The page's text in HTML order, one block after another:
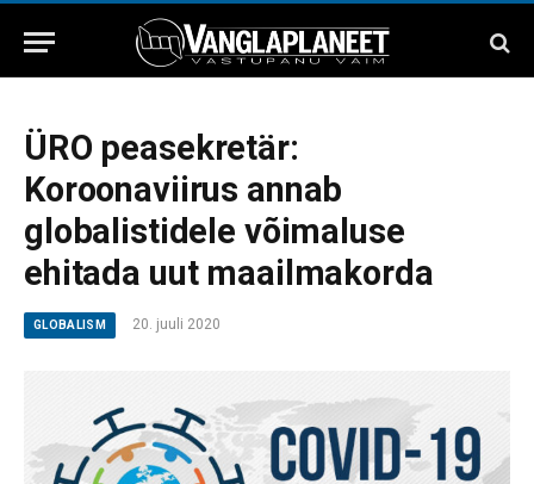
ÜRO peasekretär:
Koroonaviirus annab
globalistidele võimaluse
ehitada uut maailmakorda
GLOBALISM 20. juuli 2020